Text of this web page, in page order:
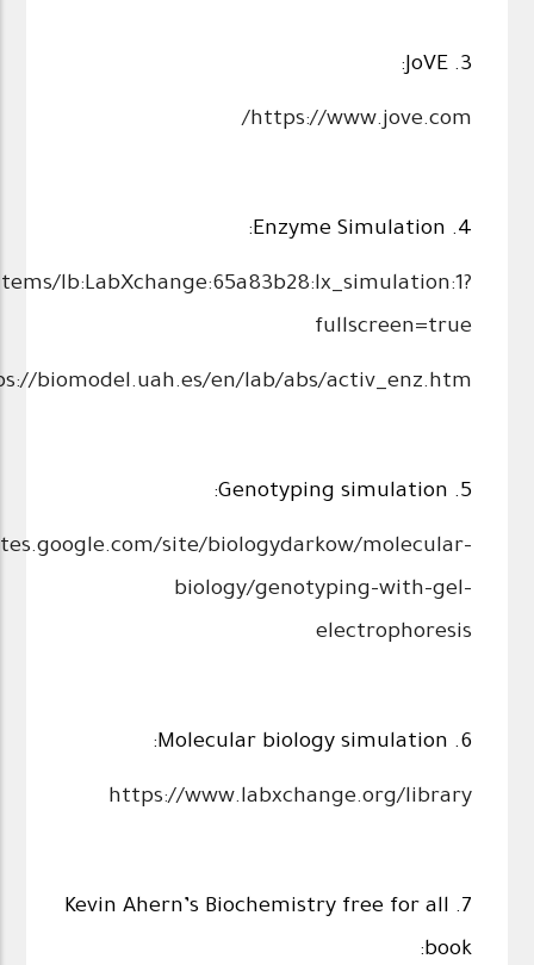
3. JoVE:
https://www.jove.com/
4. Enzyme Simulation:
lb:LabXchange:65a83b28:lx_simulation:1?
fullscreen=true
biomodel.uah.es/en/lab/abs/activ_enz.htm
5. Genotyping simulation:
site/biologydarkow/molecular-
biology/genotyping-with-gel-
electrophoresis
6. Molecular biology simulation:
https://www.labxchange.org/library
7. Kevin Ahern’s Biochemistry free for all
book: